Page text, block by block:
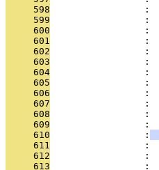
     598
:
     599
:
     600
:
     601
:
     602
:
     603
:
     604
:
     605
:
     606
:
     607
:
     608
:
     609
:
     610
                 :
     611
:
     612
:
     613
: